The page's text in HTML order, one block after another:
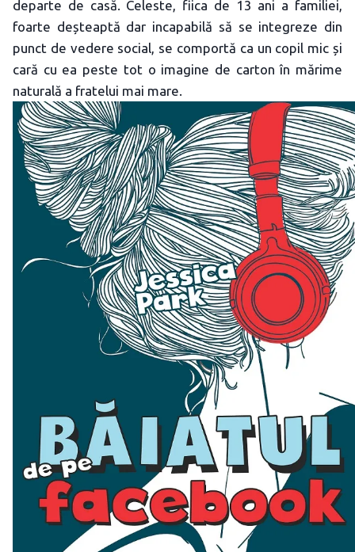
departe de casă. Celeste, fiica de 13 ani a familiei,
foarte deșteaptă dar incapabilă să se integreze din
punct de vedere social, se comportă ca un copil mic și
cară cu ea peste tot o imagine de carton în mărime
naturală a fratelui mai mare.